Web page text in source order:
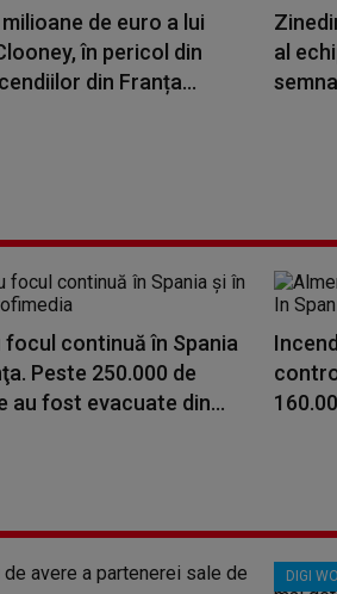
de euro a lui
în pericol din
din Franța...
al
focul continuă în Spania
Peste 250.000 de
au fost evacuate din...
DIGI